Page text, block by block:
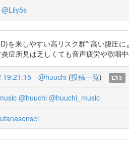
@Lily5s
を来しやすい高リスク群”“高い腹
症所見は乏しくても音声疲労や歌唱
19:21:15 @huuchi (投稿一覧) 3
@huuchi @huuchi_music